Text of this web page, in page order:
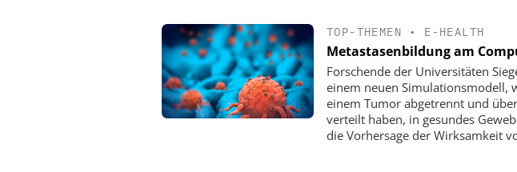
TOP-THEMEN • E-HEALTH
Metastasenbildung am
Forschende der Universitäten
einem neuen Simulationsmodell,
einem Tumor abgetrennt und
verteilt haben, in gesundes
die Vorhersage der Wirksamkeit